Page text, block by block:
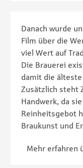
Danach wurde
Film über die
viel Wert auf
Die Brauerei
damit die
Zusätzlich steht
Handwerk, da
Reinheitsgebot
Braukunst und